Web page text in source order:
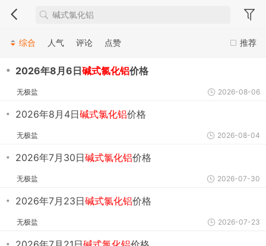
推荐
综合 人气 评论 点赞
・ 2026年8月6日碱式氯化铝价格
无极盐 2026-08-06
・ 2026年8月4日碱式氯化铝价格
无极盐 2026-08-04
・ 2026年7月30日碱式氯化铝价格
无极盐 2026-07-30
・ 2026年7月23日碱式氯化铝价格
无极盐 2026-07-23